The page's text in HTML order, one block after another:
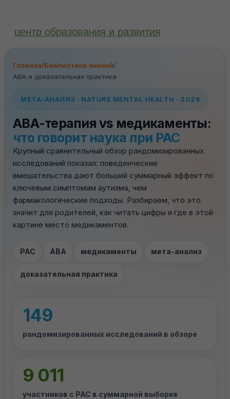
Главная/Библиотека знаний/
ABA и доказательная практика
МЕТА-АНАЛИЗ · NATURE MENTAL HEALTH · 2026
АВА-терапия vs медикаменты:
что говорит наука при РАС
Крупный сравнительный обзор рандомизированных
исследований показал: поведенческие
вмешательства дают больший суммарный эффект по
ключевым симптомам аутизма, чем
фармакологические подходы. Разбираем, что это
значит для родителей, как читать цифры и где в этой
картине место медикаментов.
РАС ABA медикаменты мета-анализ
доказательная практика
149
рандомизированных исследований в обзоре
9 011
участников с РАС в суммарной выборке